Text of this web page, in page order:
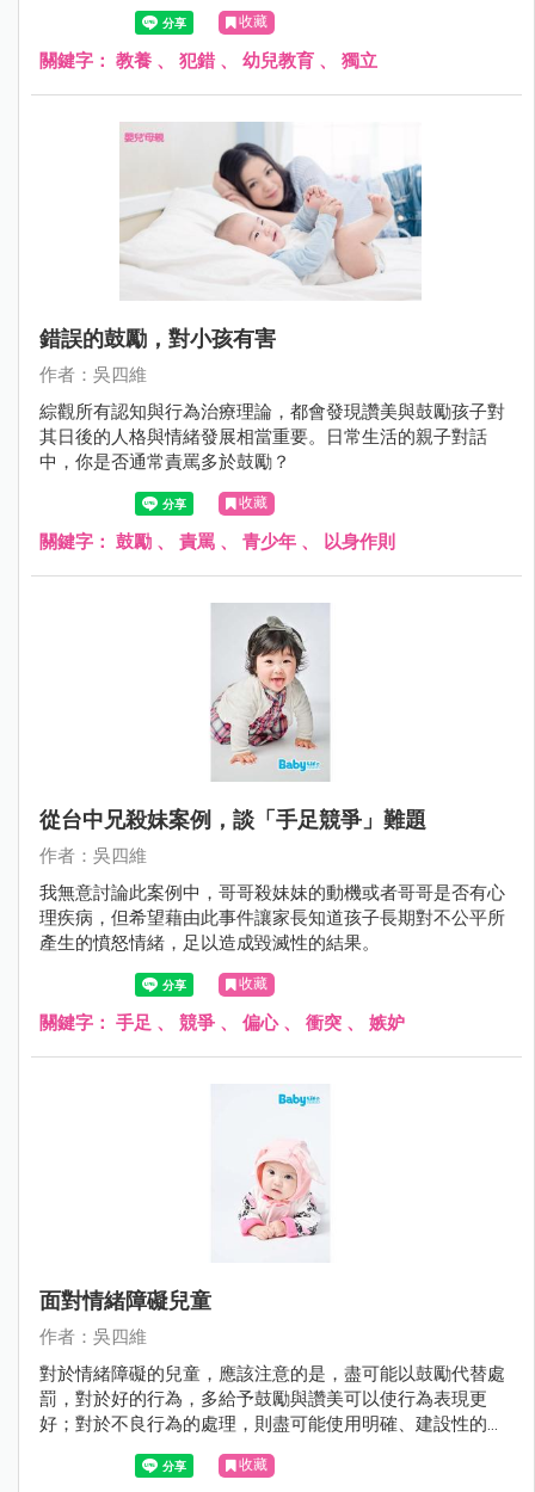
為合群的綿羊時，也因此出現適應上的困難。
收藏
關鍵字： 教養 、 犯錯、 幼兒教育 、 獨立
錯誤的鼓勵，對小孩有害
作者：吳四維
綜觀所有認知與行為治療理論，都會發現讚美與鼓勵孩子對
其日後的人格與情緒發展相當重要。日常生活的親子對話
中，你是否通常責罵多於鼓勵？
收藏
關鍵字： 鼓勵 、 責罵 、 青少年 、 以身作則
從台中兄殺妹案例，談「手足競爭」難題
作者：吳四維
我無意討論此案例中，哥哥殺妹妹的動機或者哥哥是否有心
理疾病，但希望藉由此事件讓家長知道孩子長期對不公平所
產生的憤怒情緒，足以造成毀滅性的結果。
收藏
關鍵字： 手足 、 競爭 、 偏心、 衝突 、 嫉妒
面對情緒障礙兒童
作者：吳四維
對於情緒障礙的兒童，應該注意的是，盡可能以鼓勵代替處
罰，對於好的行為，多給予鼓勵與讚美可以使行為表現更
好；對於不良行為的處理，則盡可能使用明確、建設性的用
語，避免情緒性的責罵。
收藏